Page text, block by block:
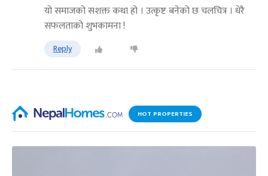
यो समाजको सशक्त कथा हो । उत्कृष्ट बनेको छ चलचित्र । धेरै
सफलताको शुभकामना !
Reply
HOT PROPERTIES